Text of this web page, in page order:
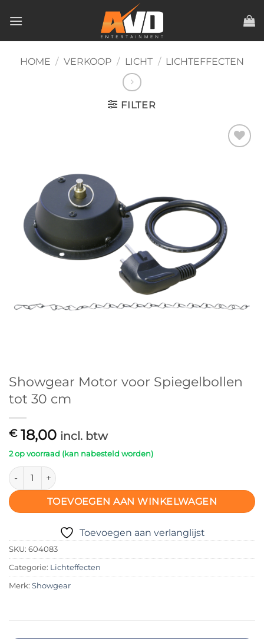
naar
HOME / VERKOOP / LICHT / LICHTEFFECTEN
FILTER
Showgear Motor voor Spiegelbollen
tot 30 cm
€18,00 incl. btw
2 op voorraad (kan nabesteld worden)
Showgear Motor voor Spiegelbollen tot 30 cm aantal
TOEVOEGEN AAN WINKELWAGEN
Toevoegen aan verlanglijst
SKU: 604083
Categorie: Lichteffecten
Merk: Showgear